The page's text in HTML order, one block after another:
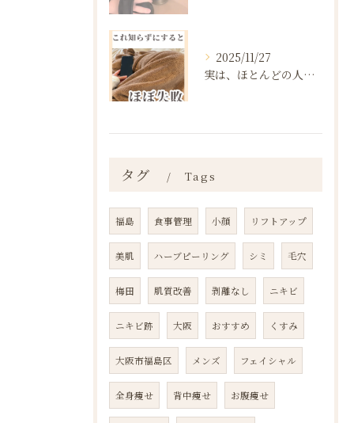
2025/11/27
実は、ほとんどの人は“ダイエットを始める前の段階”で失敗が確...
タグ Tags
福島 食事管理 小顔 リフトアップ
美肌 ハーブピーリング シミ 毛穴
梅田 肌質改善 剥離なし ニキビ
ニキビ跡 大阪 おすすめ くすみ
大阪市福島区 メンズ フェイシャル
全身痩せ 背中痩せ お腹痩せ